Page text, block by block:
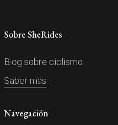
Sobre SheRides
Blog sobre ciclismo.
Saber más
Navegación